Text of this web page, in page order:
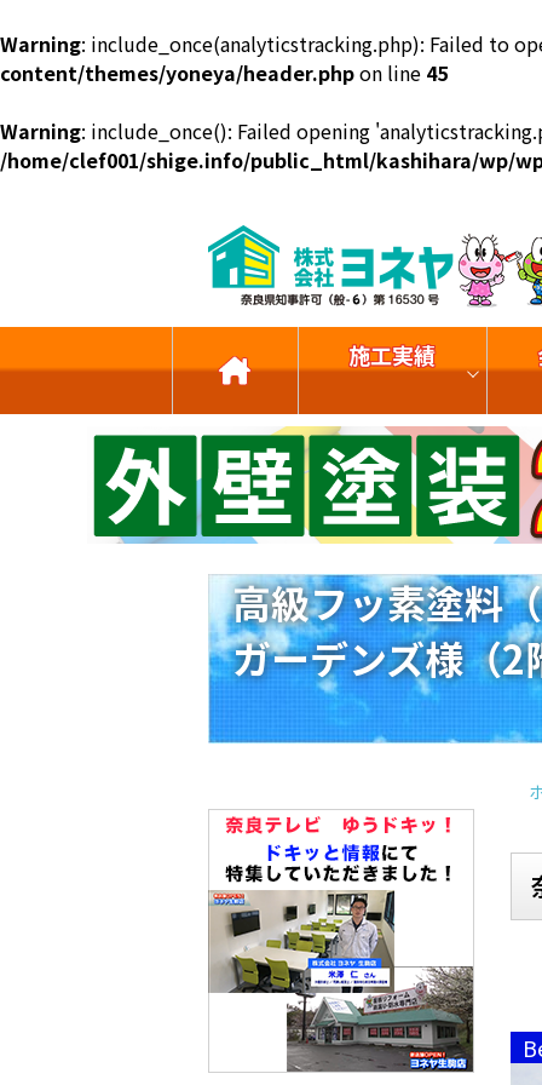
Warning: include_once(analyticstracking.php): Failed to
content/themes/yoneya/header.phpon line 45
Warning: include_once(): Failed opening
/home/clef001/shige.info/public_html/kashihara/wp/
施工実績
高級フッ素塗料
ガーデンズ様（